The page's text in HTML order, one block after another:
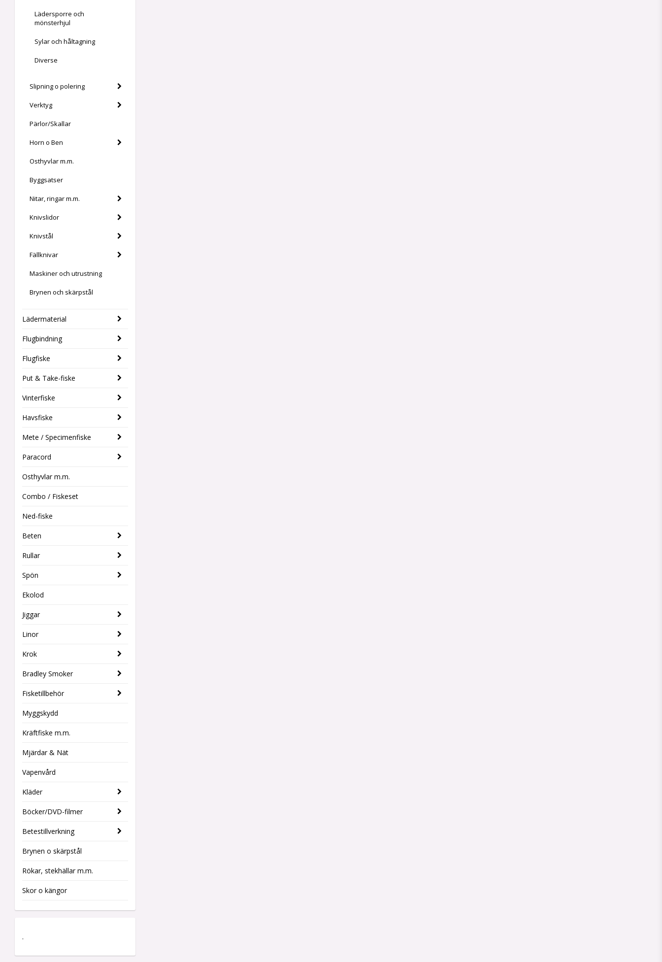
Lädersporre och
mönsterhjul
Sylar och håltagning
Diverse
Slipning o polering
Verktyg
Pärlor/Skallar
Horn o Ben
Osthyvlar m.m.
Byggsatser
Nitar, ringar m.m.
Knivslidor
Knivstål
Fällknivar
Maskiner och utrustning
Brynen och skärpstål
Lädermaterial
Flugbindning
Flugfiske
Put & Take-fiske
Vinterfiske
Havsfiske
Mete / Specimenfiske
Paracord
Osthyvlar m.m.
Combo / Fiskeset
Ned-fiske
Beten
Rullar
Spön
Ekolod
Jiggar
Linor
Krok
Bradley Smoker
Fisketillbehör
Myggskydd
Kräftfiske m.m.
Mjärdar & Nät
Vapenvård
Kläder
Böcker/DVD-filmer
Betestillverkning
Brynen o skärpstål
Rökar, stekhällar m.m.
Skor o kängor
.